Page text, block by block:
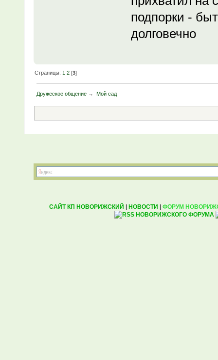
подпорки -
долговечно
Страницы:1 2 [3]
Дружеское общение → Мой сад
САЙТ КП НОВОРИЖСКИЙ | НОВОСТИ | ФОРУМ